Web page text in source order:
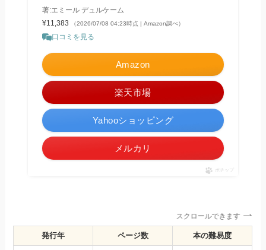
著:エミール デュルケーム
¥11,383
（2026/07/08 04:23時点 | Amazon調べ）
口コミを見る
Amazon
楽天市場
Yahooショッピング
メルカリ
ポチップ
スクロールできます
発行年 ページ数 本の難易度